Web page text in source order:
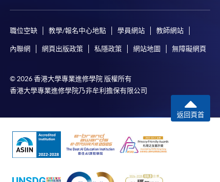
職位空缺 教學/報名中心地點 學員網站 教師網站
內聯網 網頁出版政策 私隱政策 網站地圖 無障礙網頁
© 2026 香港大學專業進修學院 版權所有
香港大學專業進修學院乃非牟利擔保有限公司
返回頁首